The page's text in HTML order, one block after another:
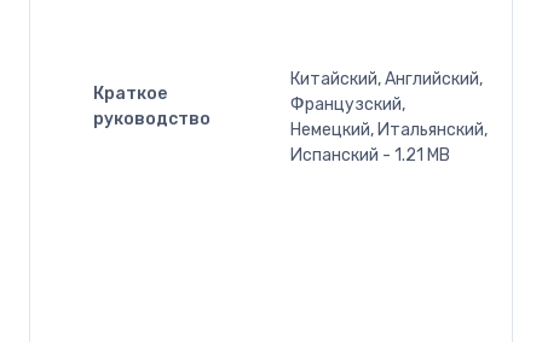
Краткое
руководство
Китайский, Английский,
Французский,
Немецкий, Итальянский,
Испанский - 1.21 MB